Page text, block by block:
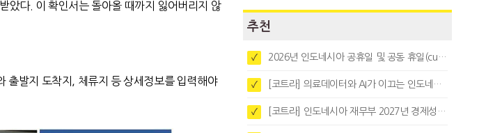
았다. 이 확인서는 돌아올 때까지 잃어버리지 않
발지 도착지, 체류지 등 상세정보를 입력해야
추천
✓ 2026년 인도네시아 공휴일 및 공동 휴일(cuti bersama)
✓ [코트라] 의료데이터와 AI가 이끄는 인도네시아 디지털 헬스케어 시장 트렌드
✓ [코트라] 인도네시아 재무부 2027년 경제성장 전망 및 목표 발표